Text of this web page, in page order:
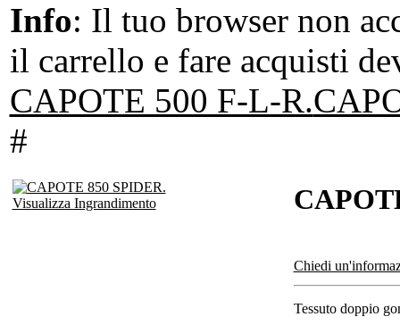
Info: Il tuo browser non
il carrello e fare acquisti
CAPOTE 500 F-L-R.
#
Visualizza Ingrandimento
Chiedi
Tessuto doppio